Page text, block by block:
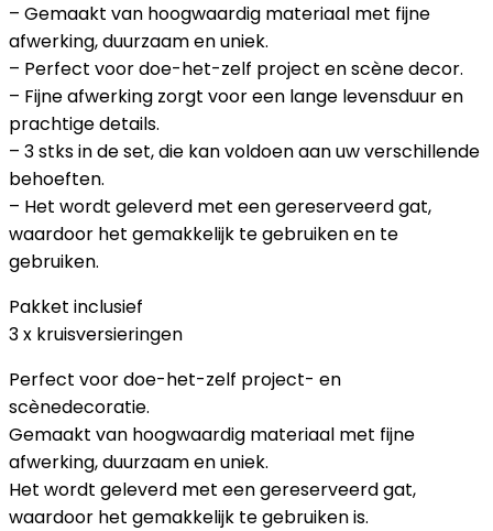
– Gemaakt van hoogwaardig materiaal met fijne
afwerking, duurzaam en uniek.
– Perfect voor doe-het-zelf project en scène decor.
– Fijne afwerking zorgt voor een lange levensduur en
prachtige details.
– 3 stks in de set, die kan voldoen aan uw verschillende
behoeften.
– Het wordt geleverd met een gereserveerd gat,
waardoor het gemakkelijk te gebruiken en te
gebruiken.
Pakket inclusief
3 x kruisversieringen
Perfect voor doe-het-zelf project- en
scènedecoratie.
Gemaakt van hoogwaardig materiaal met fijne
afwerking, duurzaam en uniek.
Het wordt geleverd met een gereserveerd gat,
waardoor het gemakkelijk te gebruiken is.